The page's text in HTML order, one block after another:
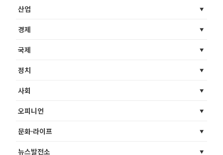
산업
경제
국제
정치
사회
오피니언
문화·라이프
뉴스발전소